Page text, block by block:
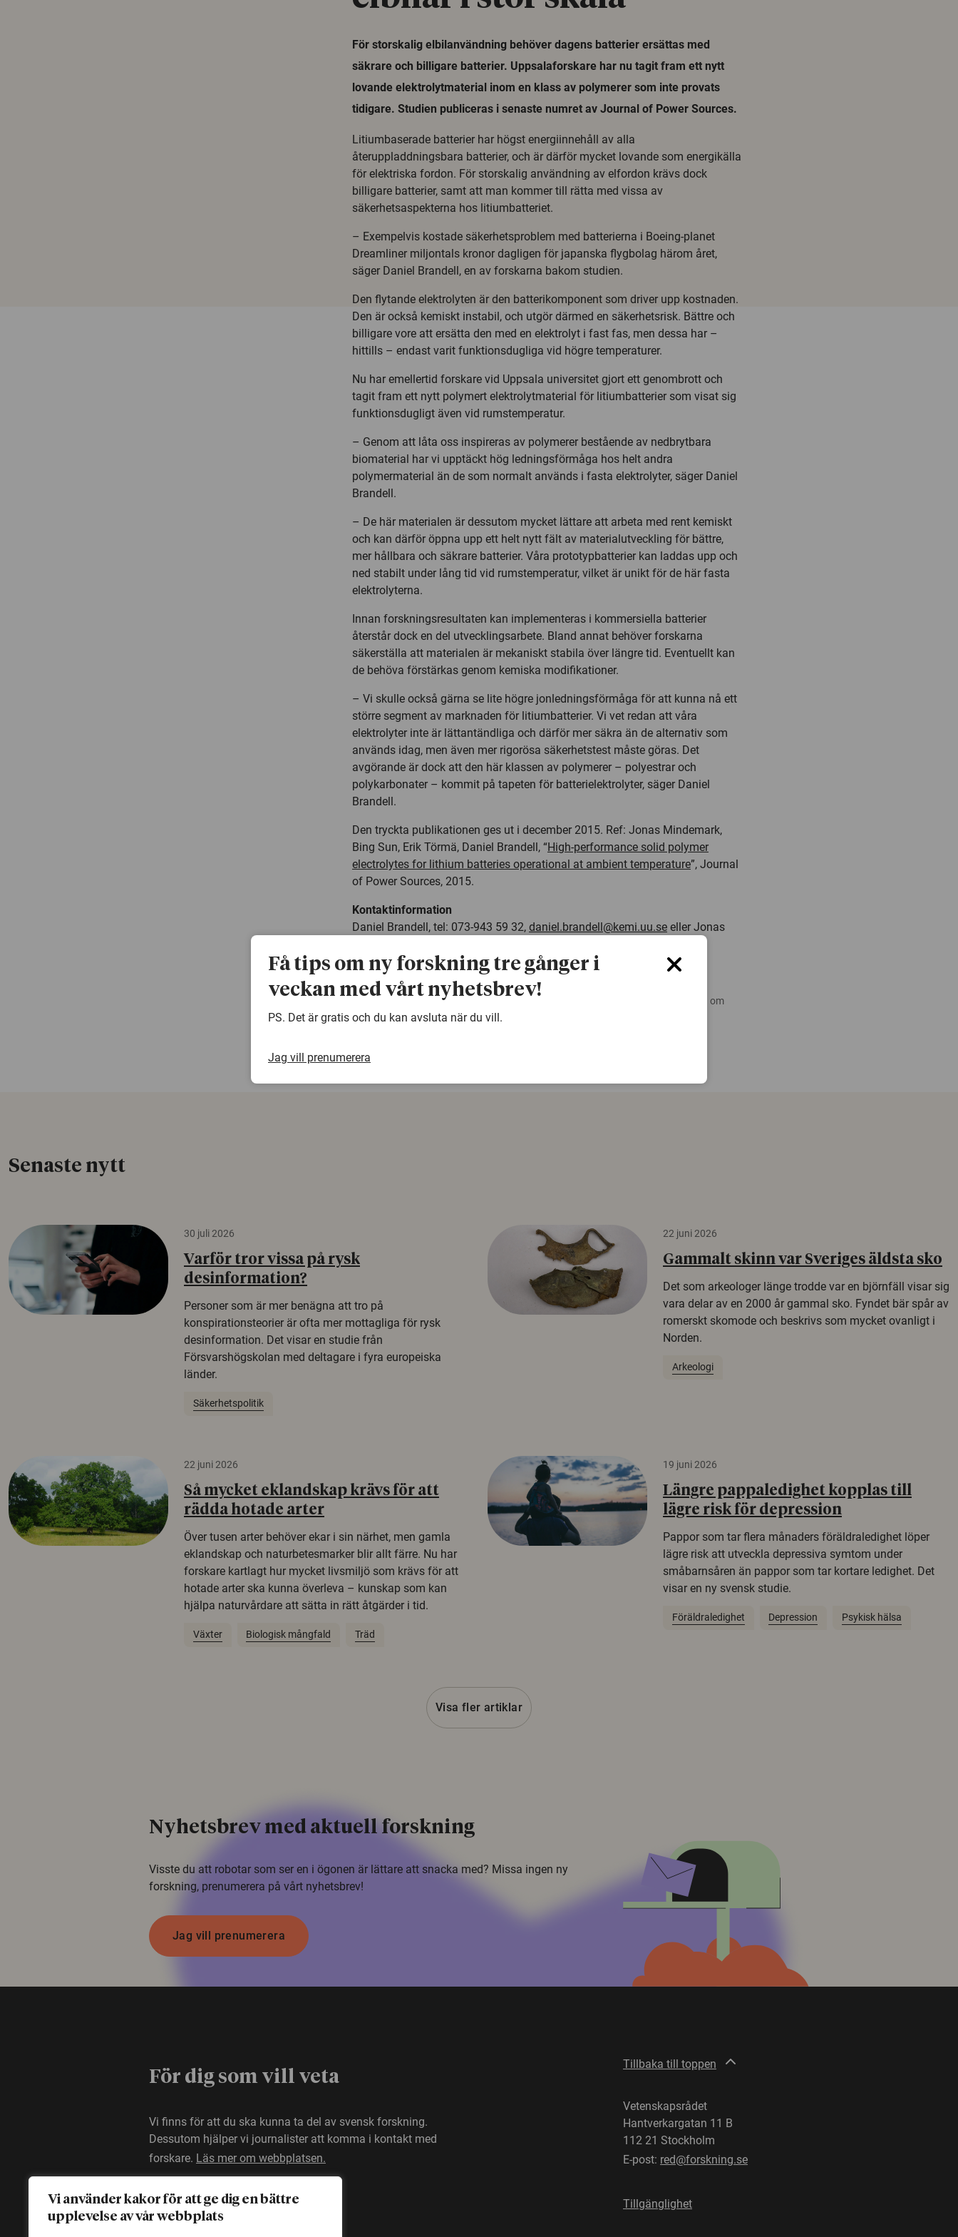
Vi använder kakor för att ge dig en bättre
upplevelse av vår webbplats
För storskalig elbilanvändning behöver dagens batterier ersättas med
säkrare och billigare batterier. Uppsalaforskare har nu tagit fram ett nytt
lovande elektrolytmaterial inom en klass av polymerer som inte provats
tidigare. Studien publiceras i senaste numret av Journal of Power Sources.
Litiumbaserade batterier har högst energiinnehåll av alla
återuppladdningsbara batterier, och är därför mycket lovande som energikälla
för elektriska fordon. För storskalig användning av elfordon krävs dock
billigare batterier, samt att man kommer till rätta med vissa av
säkerhetsaspekterna hos litiumbatteriet.
– Exempelvis kostade säkerhetsproblem med batterierna i Boeing-planet
Dreamliner miljontals kronor dagligen för japanska flygbolag härom året,
säger Daniel Brandell, en av forskarna bakom studien.
Den flytande elektrolyten är den batterikomponent som driver upp kostnaden.
Den är också kemiskt instabil, och utgör därmed en säkerhetsrisk. Bättre och
billigare vore att ersätta den med en elektrolyt i fast fas, men dessa har –
hittills – endast varit funktionsdugliga vid högre temperaturer.
Nu har emellertid forskare vid Uppsala universitet gjort ett genombrott och
tagit fram ett nytt polymert elektrolytmaterial för litiumbatterier som visat sig
funktionsdugligt även vid rumstemperatur.
– Genom att låta oss inspireras av polymerer bestående av nedbrytbara
biomaterial har vi upptäckt hög ledningsförmåga hos helt andra
polymermaterial än de som normalt används i fasta elektrolyter, säger Daniel
Brandell.
– De här materialen är dessutom mycket lättare att arbeta med rent kemiskt
och kan därför öppna upp ett helt nytt fält av materialutveckling för bättre,
mer hållbara och säkrare batterier. Våra prototypbatterier kan laddas upp och
ned stabilt under lång tid vid rumstemperatur, vilket är unikt för de här fasta
elektrolyterna.
Innan forskningsresultaten kan implementeras i kommersiella batterier
återstår dock en del utvecklingsarbete. Bland annat behöver forskarna
säkerställa att materialen är mekaniskt stabila över längre tid. Eventuellt kan
de behöva förstärkas genom kemiska modifikationer.
– Vi skulle också gärna se lite högre jonledningsförmåga för att kunna nå ett
större segment av marknaden för litiumbatterier. Vi vet redan att våra
elektrolyter inte är lättantändliga och därför mer säkra än de alternativ som
används idag, men även mer rigorösa säkerhetstest måste göras. Det
avgörande är dock att den här klassen av polymerer – polyestrar och
polykarbonater – kommit på tapeten för batterielektrolyter, säger Daniel
Brandell.
Den tryckta publikationen ges ut i december 2015. Ref: Jonas Mindemark,
Bing Sun, Erik Törmä, Daniel Brandell, “High-performance solid polymer
electrolytes for lithium batteries operational at ambient temperature”, Journal
of Power Sources, 2015.
Kontaktinformation
Daniel Brandell, tel: 073-943 59 32, daniel.brandell@kemi.uu.se eller Jonas
warning Denna artikel är några år gammal och det kan finnas nyare forskning om
samma ämne. Använd gärna vår sökfunktion!
Senaste nytt
30 juli 2026
Varför tror vissa på rysk
desinformation?
Personer som är mer benägna att tro på
konspirationsteorier är ofta mer mottagliga för rysk
desinformation. Det visar en studie från
Försvarshögskolan med deltagare i fyra europeiska
länder.
Säkerhetspolitik
22 juni 2026
Gammalt skinn var Sveriges äldsta sko
Det som arkeologer länge trodde var en björnfäll visar sig
vara delar av en 2000 år gammal sko. Fyndet bär spår av
romerskt skomode och beskrivs som mycket ovanligt i
Norden.
Arkeologi
22 juni 2026
Så mycket eklandskap krävs för att
rädda hotade arter
Över tusen arter behöver ekar i sin närhet, men gamla
eklandskap och naturbetesmarker blir allt färre. Nu har
forskare kartlagt hur mycket livsmiljö som krävs för att
hotade arter ska kunna överleva – kunskap som kan
hjälpa naturvårdare att sätta in rätt åtgärder i tid.
Växter Biologisk mångfald Träd
19 juni 2026
Längre pappaledighet kopplas till
lägre risk för depression
Pappor som tar flera månaders föräldraledighet löper
lägre risk att utveckla depressiva symtom under
småbarnsåren än pappor som tar kortare ledighet. Det
visar en ny svensk studie.
Föräldraledighet Depression Psykisk hälsa
Visa fler artiklar
Nyhetsbrev med aktuell forskning
Visste du att robotar som ser en i ögonen är lättare att snacka med? Missa ingen ny
forskning, prenumerera på vårt nyhetsbrev!
Jag vill prenumerera
För dig som vill veta
Vi finns för att du ska kunna ta del av svensk forskning.
Dessutom hjälper vi journalister att komma i kontakt med
forskare. Läs mer om webbplatsen.
Tillbaka till toppen
Vetenskapsrådet
Hantverkargatan 11 B
112 21 Stockholm
E-post: red@forskning.se
Tillgänglighet
Få tips om ny forskning tre gånger i
veckan med vårt nyhetsbrev!
PS. Det är gratis och du kan avsluta när du vill.
Jag vill prenumerera